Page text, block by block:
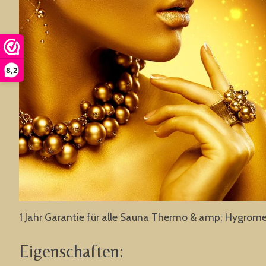
8,2
1 Jahr Garantie für alle Sauna Thermo & amp;
Eigenschaften: